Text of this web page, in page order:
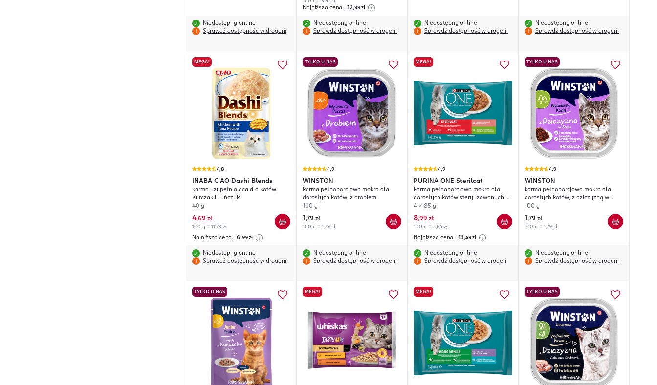
Niedostępny online
Sprawdź dostępność w drogerii
100 g = 3,97 zł
Najniższa cena: 12,99 zł
Niedostępny online
Sprawdź dostępność w drogerii
Niedostępny online
Sprawdź dostępność w drogerii
Niedostępny online
Sprawdź dostępność w drogerii
MEGA!
4,8
INABA CIAO Dashi Blends
karma uzupełniająca dla kotów,
Kurczak i Tuńczyk
40 g
4,69 zł
100 g = 11,73 zł
Najniższa cena: 6,99 zł
Niedostępny online
Sprawdź dostępność w drogerii
TYLKO U NAS
4,9
WINSTON
karma pełnoporcjowa mokra dla
dorosłych kotów, z drobiem
100 g
1 ,79 zł
100 g = 1,79 zł
Niedostępny online
Sprawdź dostępność w drogerii
MEGA!
4,9
PURINA ONE Sterilcat
karma pełnoporcjowa mokra dla
dorosłych kotów sterylizowanych i
kastrowanych, 2 x Łosoś z
Fasolką, w sosie
4 x 85 g
8,99 zł
100 g = 2,64 zł
Najniższa cena: 13,49 zł
Niedostępny online
Sprawdź dostępność w drogerii
TYLKO U NAS
4,9
WINSTON
karma pełnoporcjowa mokra dla
dorosłych kotów, z dziczyzną w
sosie
100 g
1 ,79 zł
100 g = 1,79 zł
Niedostępny online
Sprawdź dostępność w drogerii
TYLKO U NAS MEGA! MEGA! TYLKO U NAS